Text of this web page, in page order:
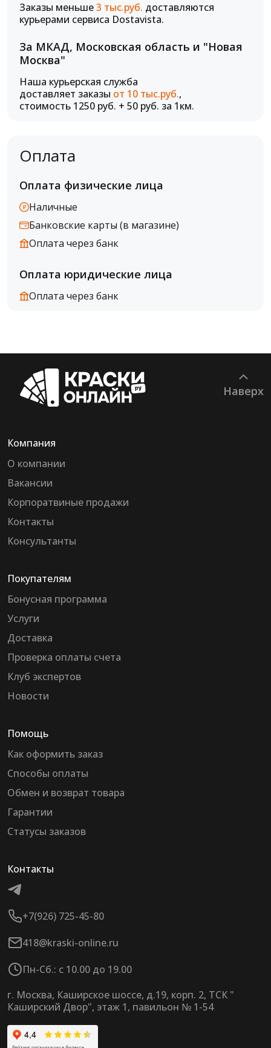
Заказы меньше3 тыс.руб. доставляются
курьерами сервиса Dostavista.
За МКАД, Московская область и "Новая
Москва"
Наша курьерская служба
доставляет заказы от 10 тыс.руб.,
стоимость 1250 руб. + 50 руб. за 1км.
Оплата
Оплата физические лица
Наличные
Банковские карты (в магазине)
Оплата через банк
Оплата юридические лица
Оплата через банк
Наверх
Компания
О компании
Вакансии
Корпоратвиные продажи
Контакты
Консультанты
Покупателям
Бонусная программа
Услуги
Доставка
Проверка оплаты счета
Клуб экспертов
Новости
Помощь
Как оформить заказ
Способы оплаты
Обмен и возврат товара
Гарантии
Статусы заказов
Контакты
+7(926) 725-45-80
418@kraski-online.ru
Пн-Сб.: с 10.00 до 19.00
г. Москва, Каширское шоссе, д.19, корп. 2, ТСК "
Каширский Двор", этаж 1, павильон № 1-54